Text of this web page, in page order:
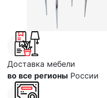
Доставка мебели
во все регионы России